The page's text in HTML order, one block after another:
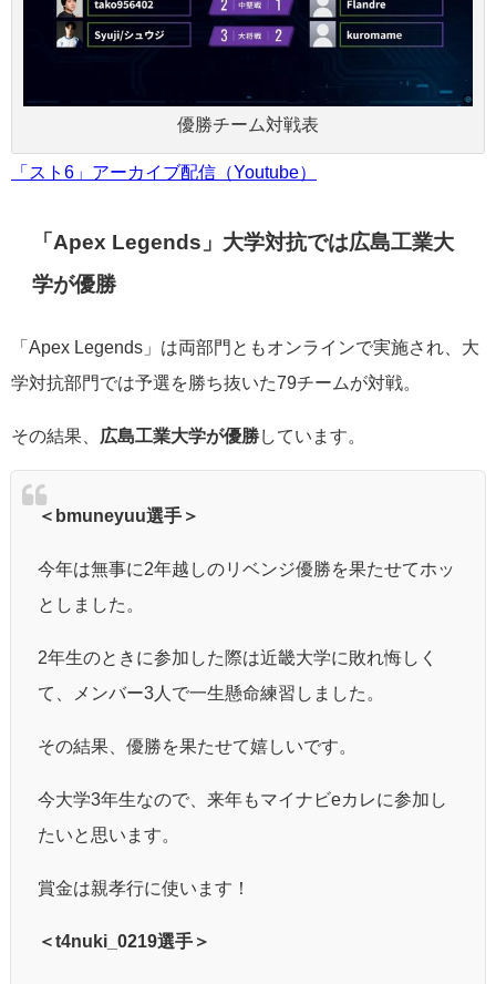
優勝チーム対戦表
「スト6」アーカイブ配信（Youtube）
「Apex Legends」大学対抗では広島工業大
学が優勝
「Apex Legends」は両部門ともオンラインで実施され、大
学対抗部門では予選を勝ち抜いた79チームが対戦。
その結果、 広島工業大学が優勝しています。
＜bmuneyuu選手＞
今年は無事に2年越しのリベンジ優勝を果たせてホッ
としました。
2年生のときに参加した際は近畿大学に敗れ悔しく
て、メンバー3人で一生懸命練習しました。
その結果、優勝を果たせて嬉しいです。
今大学3年生なので、来年もマイナビeカレに参加し
たいと思います。
賞金は親孝行に使います！
＜t4nuki_0219選手＞